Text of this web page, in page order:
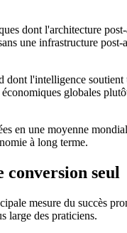
dont l'architecture
une infrastructure post-
dont l'intelligence
globales
en une moyenne
à long terme.
seul
mesure du succès
large des praticiens.